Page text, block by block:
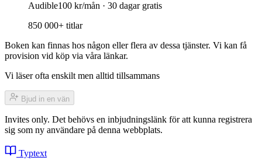
Audible100 kr/mån · 30 dagar gratis
850 000+ titlar
Boken kan finnas hos någon eller flera av dessa tjänster. Vi kan få
provision vid köp via våra länkar.
Vi läser ofta enskilt men alltid tillsammans
Bjud in en vän
Invites only. Det behövs en inbjudningslänk för att kunna registrera
sig som ny användare på denna webbplats.
Typtext